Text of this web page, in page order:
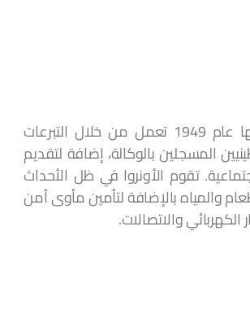
تعتبر الأونروا وكالة تابعة للأمم المتحدة، والتي تعمل منذ إنشائها عام 1949 تعمل من خلال التبرعات
المسجلين بالوكالة، إضافة لتقديم
تقوم الأونروا في ظل الأحداث
والمياه بالإضافة لتأمين مأوى أمن
والاتصالات.